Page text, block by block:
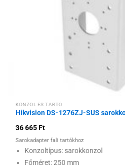
KONZOL ÉS TARTÓ
Hikvision DS-1276ZJ-SUS
36 665Ft
Sarokadapter fali tartókhoz
Konzoltípus: sarokkonzol
Főméret: 250 mm